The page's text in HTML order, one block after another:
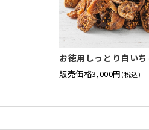
お徳用しっとり白い
販売価格3,000円(税込)